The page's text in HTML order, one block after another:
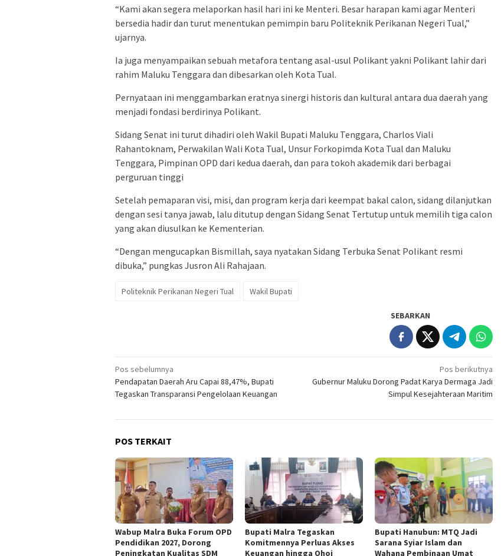
“Kami akan segera melaporkan hasil hari ini ke Menteri. Besar harapan kami agar Menteri
bersedia hadir dan turut menentukan pemimpin baru Politeknik Perikanan Negeri Tual,”
ujarnya.
Ia juga menyampaikan sebuah metafora tentang asal-usul Polikant yakni Polikant lahir dari
rahim Maluku Tenggara dan dibesarkan oleh Kota Tual.
Pernyataan ini menggambarkan eratnya sinergi historis dan kultural antara dua daerah yang
menjadi fondasi berdirinya Polikant.
Sidang Senat ini turut dihadiri oleh Wakil Bupati Maluku Tenggara, Charlos Viali
Rahantoknam, Perwakilan Wali Kota Tual, Unsur Forkopimda Kota Tual dan Maluku
Tenggara, Pimpinan OPD dari kedua daerah, dan para tokoh akademik dari berbagai
perguruan tinggi
Setelah pemaparan visi, misi, dan program kerja dari keempat bakal calon, sidang dilanjutkan
dengan sesi tanya jawab, lalu ditutup dengan Sidang Senat Tertutup untuk memilih tiga calon
yang akan diusulkan ke Kementerian.
“Dengan mengucapkan Bismillah, saya nyatakan Sidang Terbuka Senat Polikant resmi
dibuka,” pungkas Jusron Ali Rahajaan.
Politeknik Perikanan Negeri Tual Wakil Bupati
SEBARKAN
Navigasi
pos
Pos sebelumnya
Pendapatan Daerah Aru Capai 88,47%, Bupati
Tegaskan Transparansi Pengelolaan Keuangan
Pos berikutnya
Gubernur Maluku Dorong Padat Karya Dermaga Jadi
Simpul Kesejahteraan Maritim
POS TERKAIT
Wabup Malra Buka Forum OPD
Pendidikan 2027, Dorong
Peningkatan Kualitas SDM
Bupati Malra Tegaskan
Komitmennya Perluas Akses
Keuangan hingga Ohoi
Bupati Hanubun: MTQ Jadi
Sarana Syiar Islam dan
Wahana Pembinaan Umat